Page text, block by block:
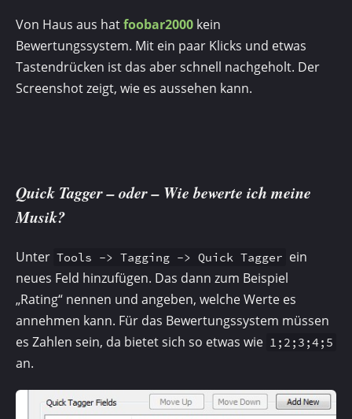
Von Haus aus hatfoobar2000 kein
Bewertungssystem. Mit ein paar Klicks und etwas
Tastendrücken ist das aber schnell nachgeholt. Der
Screenshot zeigt, wie es aussehen kann.
Quick Tagger – oder – Wie bewerte ich meine
Musik?
Unter Tools -> Tagging -> Quick Tagger ein
neues Feld hinzufügen. Das dann zum Beispiel
„Rating“ nennen und angeben, welche Werte es
annehmen kann. Für das Bewertungssystem müssen
es Zahlen sein, da bietet sich so etwas wie 1;2;3;4;5
an.